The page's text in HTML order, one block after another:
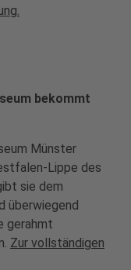
bekommt
Münster
Lippe des
sie dem
überwiegend
gerahmt
Zur vollständigen